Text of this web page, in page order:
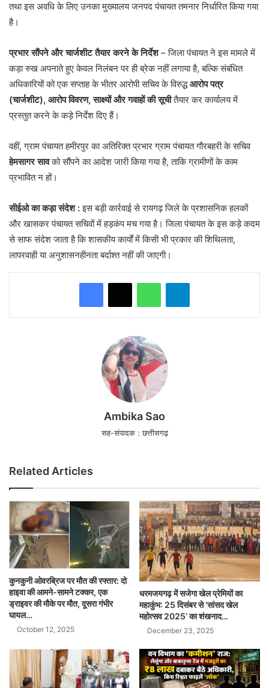
तथा इस अवधि के लिए उनका मुख्यालय जनपद पंचायत तमनार निर्धारित किया गया
है।
प्रभार सौंपने और चार्जशीट तैयार करने के निर्देश– ​जिला पंचायत ने इस मामले में
कड़ा रुख अपनाते हुए केवल निलंबन पर ही ब्रेक नहीं लगाया है, बल्कि संबंधित
अधिकारियों को एक सप्ताह के भीतर आरोपी सचिव के विरुद्धआरोप पत्र
(चार्जशीट), आरोप विवरण, साक्ष्यों और गवाहों की सूचीतैयार कर कार्यालय में
प्रस्तुत करने के कड़े निर्देश दिए हैं।
​वहीं, ग्राम पंचायत हमीरपुर का अतिरिक्त प्रभार ग्राम पंचायत गौरबहरी के सचिव
हेमसागर सावको सौंपने का आदेश जारी किया गया है, ताकि ग्रामीणों के काम
प्रभावित न हों।
सीईओ का कड़ा संदेश :इस बड़ी कार्रवाई से रायगढ़ जिले के प्रशासनिक हलकों
और खासकर पंचायत सचिवों में हड़कंप मच गया है। जिला पंचायत के इस कड़े कदम
से साफ संदेश जाता है कि शासकीय कार्यों में किसी भी प्रकार की शिथिलता,
लापरवाही या अनुशासनहीनता बर्दाश्त नहीं की जाएगी।
WhatsAppTelegram
Ambika Sao
सह-संपादक : छत्तीसगढ़
Related Articles
कुनकुनी ओवरब्रिज पर मौत की रफ्तार: दो
हाइवा की आमने-सामने टक्कर, एक
ड्राइवर की मौके पर मौत, दूसरा गंभीर
घायल…
October 12, 2025
धरमजयगढ़ में सजेगा खेल प्रेमियों का
महाकुंभ: 25 दिसंबर से ‘सांसद खेल
महोत्सव 2025’ का शंखनाद…
December 23, 2025